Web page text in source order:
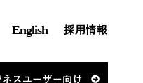
English 採用情報